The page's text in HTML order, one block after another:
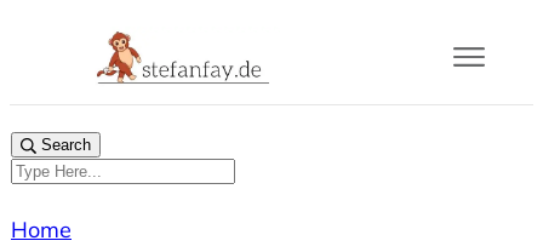
Search
Home